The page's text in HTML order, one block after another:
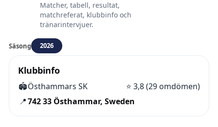
Matcher, tabell, resultat,
matchreferat, klubbinfo och
tränarintervjuer.
Säsong 2026
Klubbinfo
🏟️Östhammars SK ⭐ 3,8 (29 omdömen)
📍742 33 Östhammar, Sweden